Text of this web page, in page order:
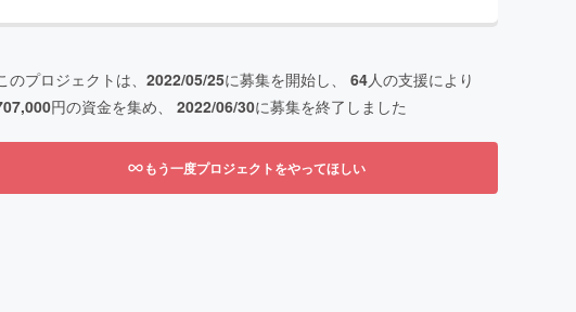
のプロジェクトは、 2022/05/25に募集を開始し、 64人の支援により
円の資金を集め、 2022/06/30に募集を終了しました
もう一度プロジェクトをやってほしい